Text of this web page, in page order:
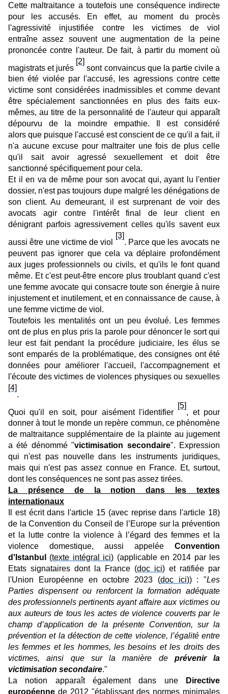
Cette maltraitance a toutefois une conséquence indirecte
pour les accusés. En effet, au moment du procès
l'agressivité injustifiée contre les victimes de viol
entraîne assez souvent une augmentation de la peine
prononcée contre l'auteur. De fait, à partir du moment où
magistrats et jurés
[2]
sont convaincus que la partie civile a
bien été violée par l'accusé, les agressions contre cette
victime sont considérées inadmissibles et comme devant
être spécialement sanctionnées en plus des faits eux-
mêmes, au titre de la personnalité de l'auteur qui apparaît
dépourvu de la moindre empathie. Il est considéré
alors que puisque l'accusé est conscient de ce qu'il a fait, il
n'a aucune excuse pour maltraiter une fois de plus celle
qu'il sait avoir agressé sexuellement et doit être
sanctionné spécifiquement pour cela.
Et il en va de même pour son avocat qui, ayant lu l'entier
dossier, n'est pas toujours dupe malgré les dénégations de
son client. Au demeurant, il est surprenant de voir des
avocats agir contre l'intérêt final de leur client en
dénigrant parfois agressivement celles qu'ils savent eux
aussi être une victime de viol
[3]
. Parce que les avocats ne
peuvent pas ignorer que cela va déplaire profondément
aux juges professionnels ou civils, et qu'ils le font quand
même. Et c'est peut-être encore plus troublant quand c'est
une femme avocate qui consacre toute son énergie à nuire
injustement et inutilement, et en connaissance de cause, à
une femme victime de viol.
Toutefois les mentalités ont un peu évolué. Les femmes
ont de plus en plus pris la parole pour dénoncer le sort qui
leur est fait pendant la procédure judiciaire, les élus se
sont emparés de la problématique, des consignes ont été
données pour améliorer l'accueil, l'accompagnement et
l'écoute des victimes de violences physiques ou sexuelles
[4]
.
Quoi qu'il en soit, pour aisément l'identifier
[5]
, et pour
donner à tout le monde un repère commun, ce phénomène
de maltraitance supplémentaire de la plainte au jugement
a été dénommé "victimisation secondaire". Expression
qui n'est pas nouvelle dans les instruments juridiques,
mais qui n'est pas assez connue en France. Et, surtout,
dont les conséquences ne sont pas assez tirées.
La présence de la notion dans les textes
internationaux
Il est écrit dans l'article 15 (avec reprise dans l'article 18)
de la Convention du Conseil de l’Europe sur la prévention
et la lutte contre la violence à l’égard des femmes et la
violence domestique, aussi appelée Convention
d'Istanbul
(texte intégral ici) (applicable en 2014 par les
Etats signataires dont la France (doc ici) et ratifiée par
l'Union Européenne en octobre 2023 (doc ici)) : "Les
Parties dispensent ou renforcent la formation adéquate
des professionnels pertinents ayant affaire aux victimes ou
aux auteurs de tous les actes de violence couverts par le
champ d’application de la présente Convention, sur la
prévention et la détection de cette violence, l’égalité entre
les femmes et les hommes, les besoins et les droits des
victimes, ainsi que sur la manière de prévenir la
victimisation secondaire."
La notion apparaît également dans une
Directive
européenne de 2012 "établissant des normes minimales